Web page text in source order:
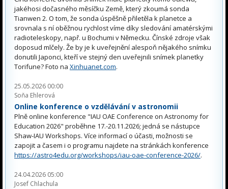
jakéhosi dočasného měsíčku Země, který zkoumá sonda
Tianwen 2. O tom, že sonda úspěšně přiletěla k planetce a
srovnala s ní oběžnou rychlost víme díky sledování amatérskými
radioteleskopy, např. u Bochumi v Německu. Čínské zdroje však
doposud mlčely. Že by je k uveřejnění alespoň nějakého snímku
donutili Japonci, kteří ve stejný den uveřejnili snímek planetky
Torifune? Foto na Xinhuanet.com.
25.05.2026 00:00
Soňa Ehlerová
Online konference o vzdělávání v astronomii
Plně online konference "IAU OAE Conference on Astronomy for
Education 2026" proběhne 17.-20.11.2026; jedná se nástupce
Shaw-IAU Workshops. Více informací o účasti, možnosti se
zapojit a časem i o programu najdete na stránkách konference
https://astro4edu.org/workshops/iau-oae-conference-2026/.
24.04.2026 05:00
Josef Chlachula